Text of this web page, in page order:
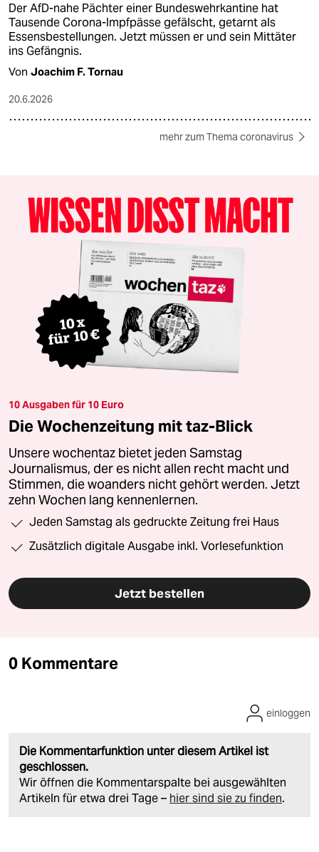
Der AfD-nahe Pächter einer Bundeswehrkantine hat
Tausende Corona-Impfpässe gefälscht, getarnt als
Essensbestellungen. Jetzt müssen er und sein Mittäter
ins Gefängnis.
Von Joachim F. Tornau
20.6.2026
mehr zum Thema coronavirus
10 Ausgaben für 10 Euro
Die Wochenzeitung mit taz-Blick
Unsere wochentaz bietet jeden Samstag
Journalismus, der es nicht allen recht macht und
Stimmen, die woanders nicht gehört werden. Jetzt
zehn Wochen lang kennenlernen.
Jeden Samstag als gedruckte Zeitung frei Haus
Zusätzlich digitale Ausgabe inkl. Vorlesefunktion
Jetzt bestellen
0 Kommentare
Die Kommentarfunktion unter diesem Artikel ist
geschlossen.
Wir öffnen die Kommentarspalte bei ausgewählten
Artikeln für etwa drei Tage – hier sind sie zu finden.
einloggen